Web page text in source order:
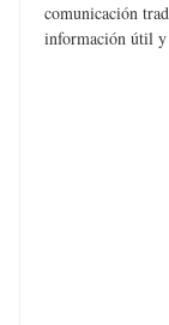
comunicación
información útil y